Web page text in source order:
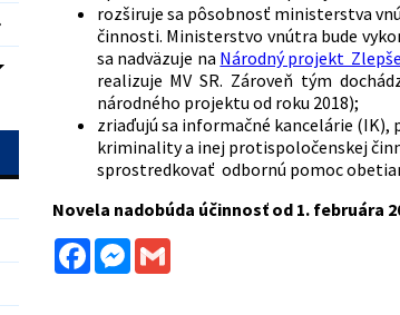
rozširuje sa pôsobnosť ministerstva
činnosti. Ministerstvo vnútra bude
sa nadväzuje na Národný projekt
realizuje MV SR. Zároveň tým
národného projektu od roku 2018);
zriaďujú sa informačné kancelárie (IK),
kriminality a inej protispoločenskej
sprostredkovať odbornú pomoc
Novela nadobúda účinnosť od 1. februára
FacebookMessenger
Gmail